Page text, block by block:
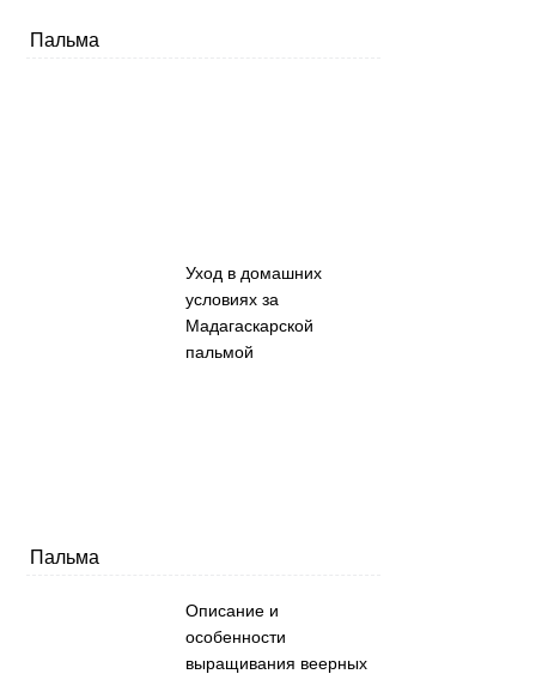
Пальма
Уход в домашних
условиях за
Мадагаскарской
пальмой
Пальма
Описание и
особенности
выращивания веерных